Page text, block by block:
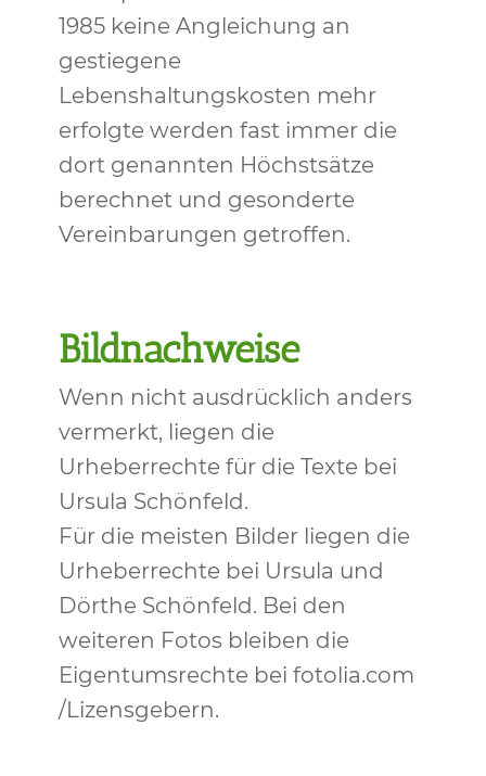
1985 keine Angleichung an
gestiegene
Lebenshaltungskosten mehr
erfolgte werden fast immer die
dort genannten Höchstsätze
berechnet und gesonderte
Vereinbarungen getroffen.
Bildnachweise
Wenn nicht ausdrücklich anders
vermerkt, liegen die
Urheberrechte für die Texte bei
Ursula Schönfeld.
Für die meisten Bilder liegen die
Urheberrechte bei Ursula und
Dörthe Schönfeld. Bei den
weiteren Fotos bleiben die
Eigentumsrechte bei fotolia.com
/Lizensgebern.